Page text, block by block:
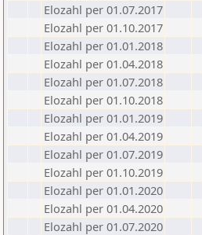
Elozahl per 01.07.2017
Elozahl per 01.10.2017
Elozahl per 01.01.2018
Elozahl per 01.04.2018
Elozahl per 01.07.2018
Elozahl per 01.10.2018
Elozahl per 01.01.2019
Elozahl per 01.04.2019
Elozahl per 01.07.2019
Elozahl per 01.10.2019
Elozahl per 01.01.2020
Elozahl per 01.04.2020
Elozahl per 01.07.2020